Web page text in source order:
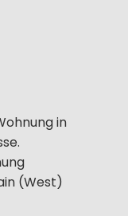
in
(West)